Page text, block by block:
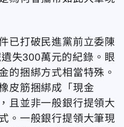
已打破民進黨前立委陳
失300萬元的紀錄。 眼
的捆綁方式相當特殊。
皮筋捆綁成「現金
且並非一般銀行提領大
。一般銀行提領大筆現